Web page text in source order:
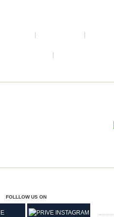
| |
|
FOLLLOW US ON